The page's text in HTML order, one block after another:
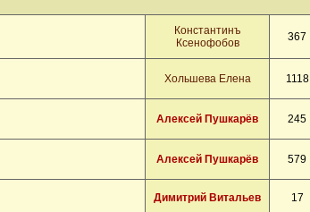
Константинъ
Ксенофобов
367
Хольшева Елена 1118
Алексей Пушкарёв 245
Алексей Пушкарёв 579
Димитрий Витальев 17